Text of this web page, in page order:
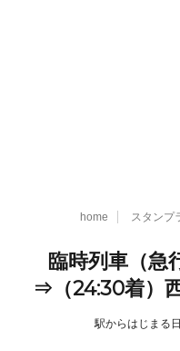
home スタンプ
臨時列車（急
⇒（24:30着）
駅からはじまる